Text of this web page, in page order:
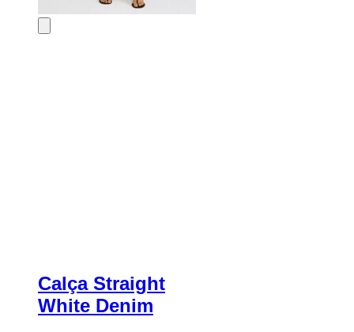
Calça Straight
White Denim